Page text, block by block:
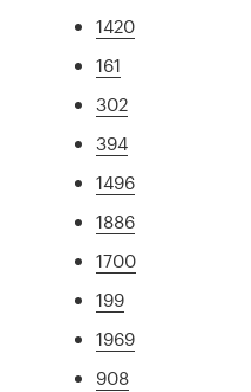
1420
161
302
394
1496
1886
1700
199
1969
908